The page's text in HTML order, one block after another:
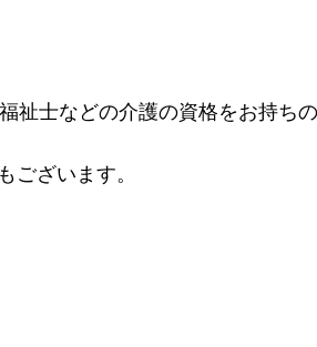
祉士などの介護の資格をお持ち
ございます。